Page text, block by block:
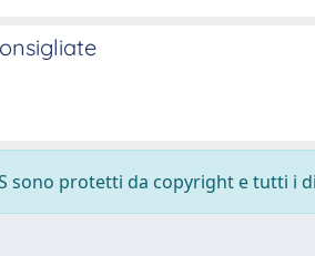
sono protetti da copyright e tutti i